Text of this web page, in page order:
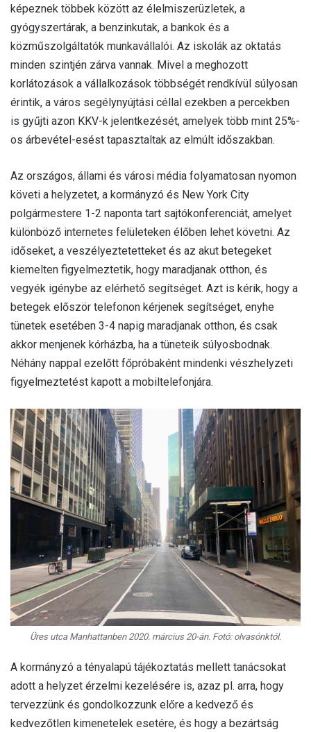
képeznek többek között az élelmiszerüzletek, a
gyógyszertárak, a benzinkutak, a bankok és a
közműszolgáltatók munkavállalói. Az iskolák az oktatás
minden szintjén zárva vannak. Mivel a meghozott
korlátozások a vállalkozások többségét rendkívül súlyosan
érintik, a város segélynyújtási céllal ezekben a percekben
is gyűjti azon KKV-k jelentkezését, amelyek több mint 25%-
os árbevétel-esést tapasztaltak az elmúlt időszakban.
Az országos, állami és városi média folyamatosan nyomon
követi a helyzetet, a kormányzó és New York City
polgármestere 1-2 naponta tart sajtókonferenciát, amelyet
különböző internetes felületeken élőben lehet követni. Az
időseket, a veszélyeztetetteket és az akut betegeket
kiemelten figyelmeztetik, hogy maradjanak otthon, és
vegyék igénybe az elérhető segítséget. Azt is kérik, hogy a
betegek először telefonon kérjenek segítséget, enyhe
tünetek esetében 3-4 napig maradjanak otthon, és csak
akkor menjenek kórházba, ha a tüneteik súlyosbodnak.
Néhány nappal ezelőtt főpróbaként mindenki vészhelyzeti
figyelmeztetést kapott a mobiltelefonjára.
Üres utca Manhattanben 2020. március 20-án. Fotó: olvasónktól.
A kormányzó a tényalapú tájékoztatás mellett tanácsokat
adott a helyzet érzelmi kezelésére is, azaz pl. arra, hogy
tervezzünk és gondolkozzunk előre a kedvező és
kedvezőtlen kimenetelek esetére, és hogy a bezártság